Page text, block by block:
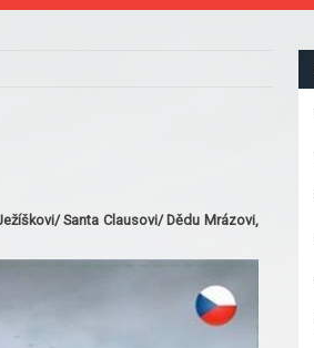
Santa Clausovi/ Dědu Mrázovi,